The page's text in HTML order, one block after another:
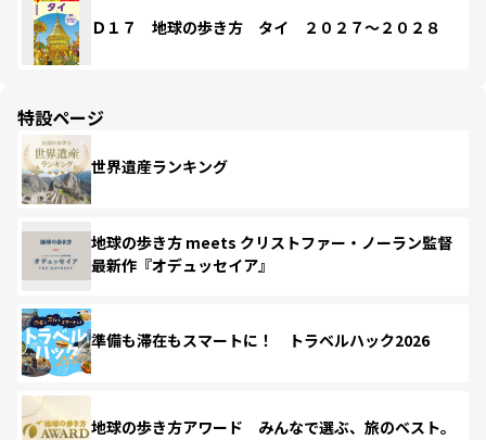
Ｄ１７ 地球の歩き方 タイ ２０２７～２０２８
特設ページ
世界遺産ランキング
地球の歩き方 meets クリストファー・ノーラン監督
最新作『オデュッセイア』
準備も滞在もスマートに！ トラベルハック2026
地球の歩き方アワード みんなで選ぶ、旅のベスト。